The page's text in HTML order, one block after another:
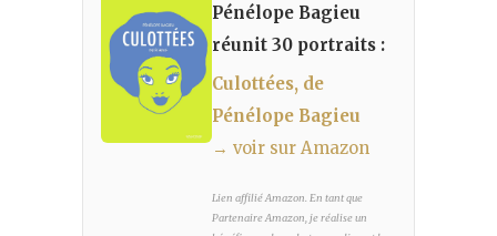
Pénélope Bagieu
réunit 30 portraits :
Culottées, de
Pénélope Bagieu
→ voir sur Amazon
Lien affilié Amazon. En tant que
Partenaire Amazon, je réalise un